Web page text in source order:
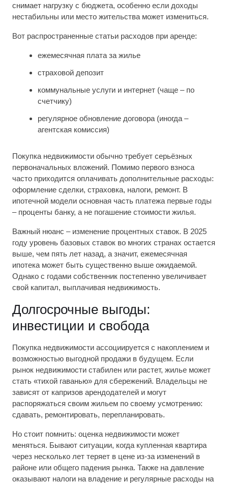
снимает нагрузку с бюджета, особенно если доходы
нестабильны или место жительства может измениться.
Вот распространенные статьи расходов при аренде:
ежемесячная плата за жилье
страховой депозит
коммунальные услуги и интернет (чаще – по
счетчику)
регулярное обновление договора (иногда –
агентская комиссия)
Покупка недвижимости обычно требует серьёзных
первоначальных вложений. Помимо первого взноса
часто приходится оплачивать дополнительные расходы:
оформление сделки, страховка, налоги, ремонт. В
ипотечной модели основная часть платежа первые годы
– проценты банку, а не погашение стоимости жилья.
Важный нюанс – изменение процентных ставок. В 2025
году уровень базовых ставок во многих странах остается
выше, чем пять лет назад, а значит, ежемесячная
ипотека может быть существенно выше ожидаемой.
Однако с годами собственник постепенно увеличивает
свой капитал, выплачивая недвижимость.
Долгосрочные выгоды:
инвестиции и свобода
Покупка недвижимости ассоциируется с накоплением и
возможностью выгодной продажи в будущем. Если
рынок недвижимости стабилен или растет, жилье может
стать «тихой гаванью» для сбережений. Владельцы не
зависят от капризов арендодателей и могут
распоряжаться своим жильем по своему усмотрению:
сдавать, ремонтировать, перепланировать.
Но стоит помнить: оценка недвижимости может
меняться. Бывают ситуации, когда купленная квартира
через несколько лет теряет в цене из-за изменений в
районе или общего падения рынка. Также на давление
оказывают налоги на владение и регулярные расходы на